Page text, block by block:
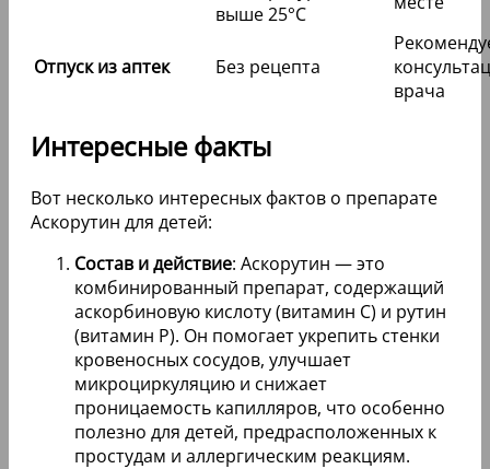
выше 25°C
Отпуск из аптек Без рецепта
врача
Интересные факты
Вот несколько интересных фактов о препарате
Аскорутин для детей:
Состав и действие: Аскорутин — это
комбинированный препарат, содержащий
аскорбиновую кислоту (витамин C) и рутин
(витамин P). Он помогает укрепить стенки
кровеносных сосудов, улучшает
микроциркуляцию и снижает
проницаемость капилляров, что особенно
полезно для детей, предрасположенных к
простудам и аллергическим реакциям.